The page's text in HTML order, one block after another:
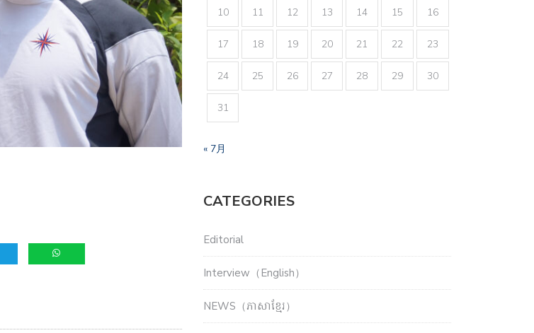
10 11 12 13 14 15 16
17 18 19 20 21 22 23
24 25 26 27 28 29 30
31
« 7月
CATEGORIES
Editorial
Interview（English）
NEWS（ភាសាខ្មែរ）